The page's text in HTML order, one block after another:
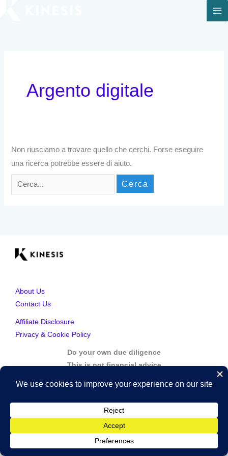
Argento digitale
Non riusciamo a trovare quello che cerchi. Forse eseguire
una ricerca potrebbe essere di aiuto.
About Us
Contact Us
Affiliate Disclosure
Privacy & Cookie Policy
Do your own due diligence
This is not financial advice
Copyright © 2026 Kinesis Gold | Powered by Kinesis Gold